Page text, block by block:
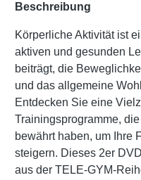
Beschreibung
Körperliche Aktivität ist
aktiven und gesunden
beiträgt, die
und das allgemeine
Entdecken Sie eine
Trainingsprogramme,
bewährt haben, um Ihre
steigern. Dieses 2er
aus der TELE-GYM-